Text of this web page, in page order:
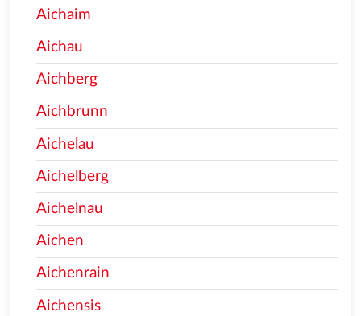
Aichaim
Aichau
Aichberg
Aichbrunn
Aichelau
Aichelberg
Aichelnau
Aichen
Aichenrain
Aichensis